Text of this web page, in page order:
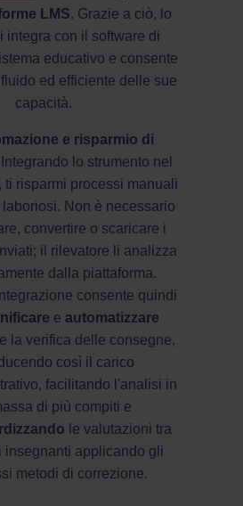
LMS. Grazie a ciò, lo
integra con il software di
educativo e consente
ed efficiente delle sue
capacità.
e risparmio di
Integrando lo strumento nel
ti risparmi processi manuali
laboriosi. Non è necessario
convertire o scaricare i
il rilevatore li analizza
dalla piattaforma.
consente quindi
e automatizzare
la verifica delle consegne,
così il carico
facilitando l'analisi in
di più compiti e
le valutazioni tra
insegnanti applicando gli
metodi di correzione.